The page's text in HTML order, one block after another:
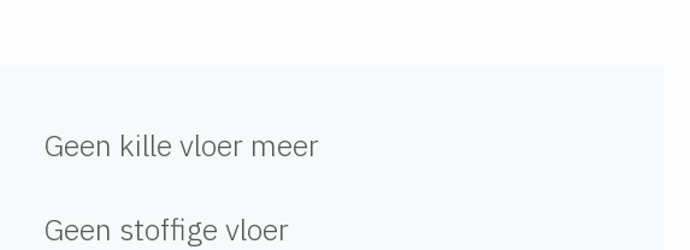
Geen kille vloer meer
Geen stoffige vloer